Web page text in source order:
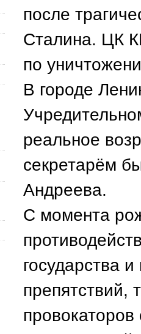
после
Сталина. ЦК
по
В городе
реальное
секретарём
Андреева.
С момента
государства
препятствий,